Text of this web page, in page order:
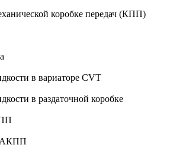
коробке передач (КПП)
в вариаторе CVT
в раздаточной коробке
АКПП